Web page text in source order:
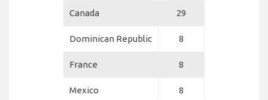
Canada 29
Dominican Republic 8
France 8
Mexico 8